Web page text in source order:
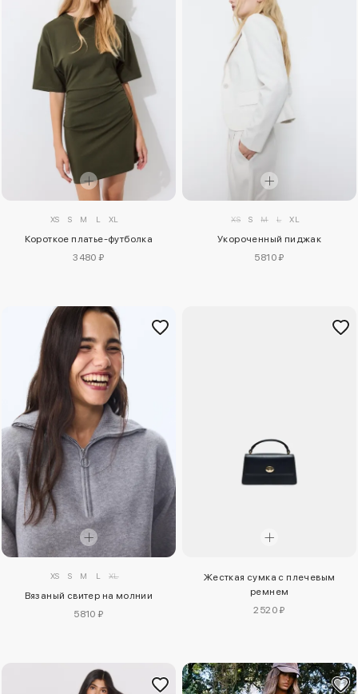
XS S M L XL
Короткое платье-футболка
3480 ₽
XS S M L XL
Укороченный пиджак
5810 ₽
XS S M L XL
Вязаный свитер на молнии
5810 ₽
Жесткая сумка с плечевым
ремнем
2520 ₽